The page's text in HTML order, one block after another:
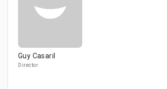
Guy Casaril
Director